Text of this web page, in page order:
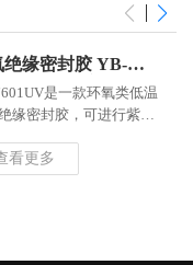
绝缘密封胶 YB-
「查看详情」
是一款环氧类低温
缘密封胶，可进行紫外
和电子书等显示器组装
设计,具有良好的耐高温
看更多